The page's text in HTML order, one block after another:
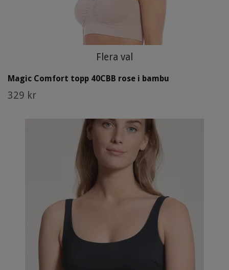
Flera val
Magic Comfort topp 40CBB rose i bambu
329 kr